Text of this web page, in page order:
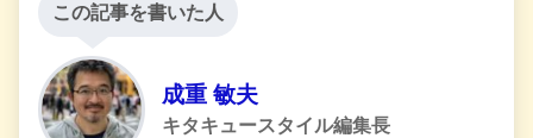
この記事を書いた人
成重 敏夫
キタキュースタイル編集長